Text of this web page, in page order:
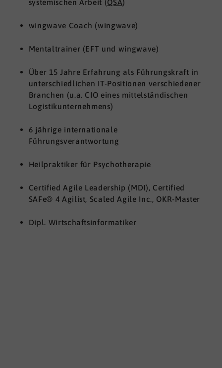
wingwave Coach (wingwave)
Mentaltrainer (EFT und wingwave)
Über 15 Jahre Erfahrung als Führungskraft in
unterschiedlichen IT-Positionen verschiedener
Branchen (u.a. CIO eines mittelständischen
Logistikunternehmens)
6 jährige internationale
Führungsverantwortung
Heilpraktiker für Psychotherapie
Certified Agile Leadership (MDI), Certified
SAFe® 4 Agilist, Scaled Agile Inc., OKR-Master
Dipl. Wirtschaftsinformatiker